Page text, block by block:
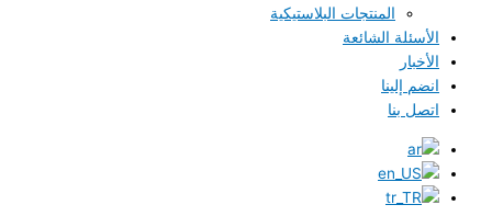
المنتجات البلاستيكية
الأسئلة الشائعة
الأخبار
انضم إلينا
اتصل بنا